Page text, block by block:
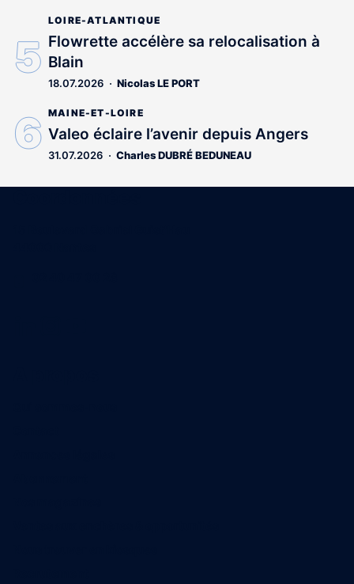
LOIRE-ATLANTIQUE
Flowrette accélère sa relocalisation à
Blain
18.07.2026 Nicolas LE PORT
MAINE-ET-LOIRE
Valeo éclaire l’avenir depuis Angers
31.07.2026 Charles DUBRÉ BEDUNEAU